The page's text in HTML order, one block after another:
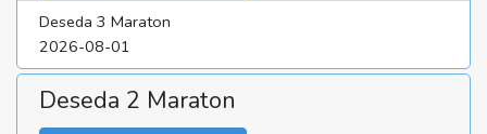
Deseda 3 Maraton
2026-08-01
Deseda 2 Maraton